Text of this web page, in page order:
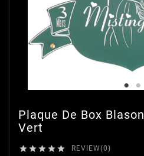
Plaque De Box Blason
Vert
     REVIEW(0)